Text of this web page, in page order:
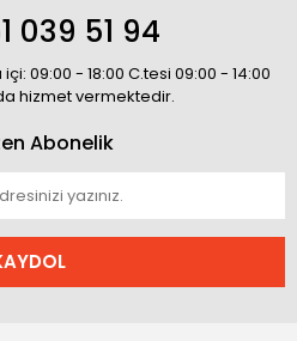
039 51 94
09:00 - 18:00 C.tesi 09:00 - 14:00
hizmet vermektedir.
Abonelik